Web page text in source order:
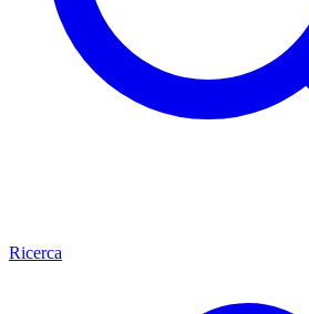
Ricerca